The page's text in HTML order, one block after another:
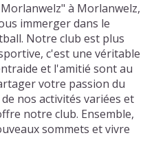
à Morlanwelz,
immerger dans le
Notre club est plus
c'est une véritable
et l'amitié sont au
votre passion du
nos activités variées et
notre club. Ensemble,
sommets et vivre